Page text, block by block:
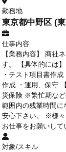
勤務地
東京都中野区 (
仕事内容
【業務内容】 商社
す。 【具体的には
・テスト項目書作
作成 ・運用、保守
災保険 ※繁忙期な
範囲内の残業時間
安心下さい。 ※様々
お仕事をお願いし
対象/スキル